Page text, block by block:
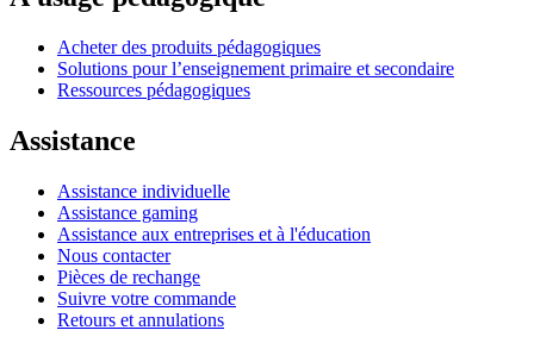
Acheter des produits pédagogiques
Solutions pour l’enseignement primaire et secondaire
Ressources pédagogiques
Assistance
Assistance individuelle
Assistance gaming
Assistance aux entreprises et à l'éducation
Nous contacter
Pièces de rechange
Suivre votre commande
Retours et annulations